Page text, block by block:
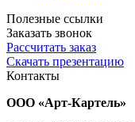
Полезные ссылки
Заказать звонок
Рассчитать заказ
Скачать презентацию
Контакты
ООО «Арт-Картель»